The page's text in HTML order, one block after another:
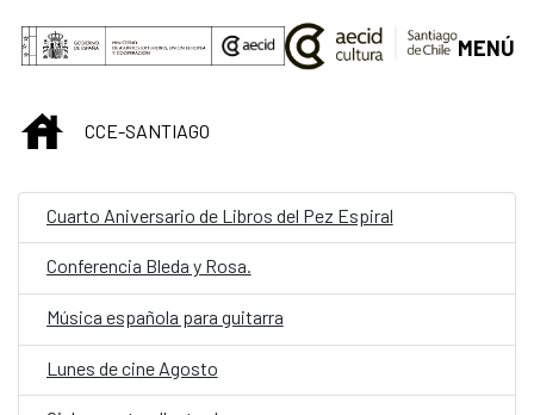
Saltar al contenido principal
MENÚ
INICIOCCE-SANTIAGO
Cuarto Aniversario de Libros del Pez Espiral
Conferencia Bleda y Rosa.
Música española para guitarra
Lunes de cine Agosto